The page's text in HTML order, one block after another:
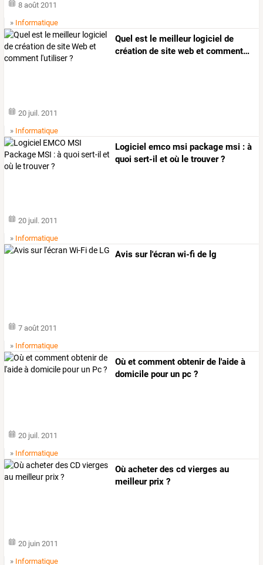
8 août 2011
» Informatique
Quel est le meilleurlogiciel de
création de site web et comment…
20 juil. 2011
» Informatique
Logiciel emco msi package msi : à
quoi sert-il et où le trouver ?
20 juil. 2011
» Informatique
Avis sur l'écran wi-fi de lg
7 août 2011
» Informatique
Où et comment obtenir de l'aide à
domicile pour un pc ?
20 juil. 2011
» Informatique
Où acheter des cd vierges au
meilleur prix ?
20 juin 2011
» Informatique